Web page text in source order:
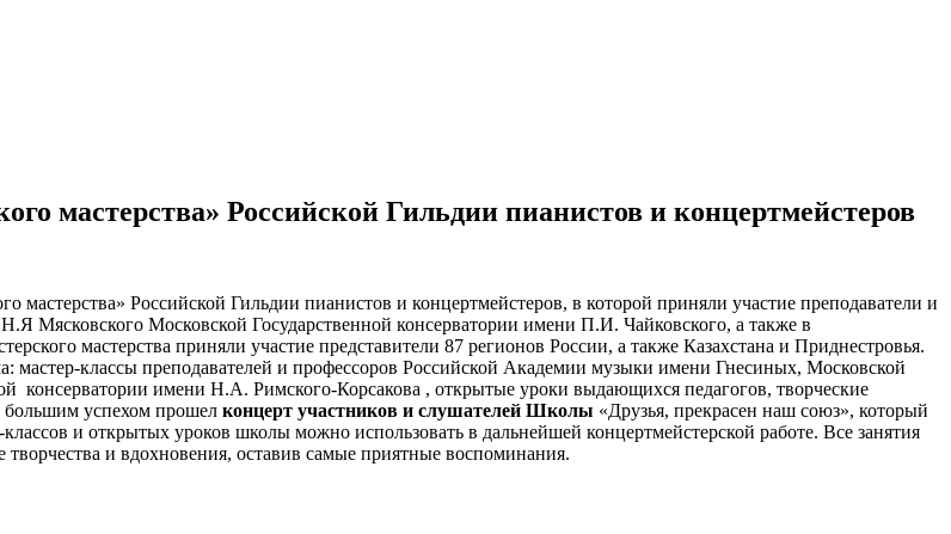
мастерства» Российской Гильдии пианистов и концертмейстеров
Российской Гильдии пианистов и концертмейстеров, в которой приняли участие преподаватели и
Мясковского Московской Государственной консерватории имени П.И. Чайковского, а также в
мастерства приняли участие представители 87 регионов России, а также Казахстана и Приднестровья.
классы преподавателей и профессоров Российской Академии музыки имени Гнесиных, Московской
консерватории имени Н.А. Римского-Корсакова , открытые уроки выдающихся педагогов, творческие
успехом прошел концерт участников и слушателей Школы «Друзья, прекрасен наш союз», который
и открытых уроков школы можно использовать в дальнейшей концертмейстерской работе. Все занятия
и вдохновения, оставив самые приятные воспоминания.